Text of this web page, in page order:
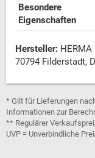
Besondere
Eigenschaften
Hersteller:
70794 Filderstadt,
* Gilt für Lieferungen
Informationen zur
** Regulärer
UVP = Unverbindliche